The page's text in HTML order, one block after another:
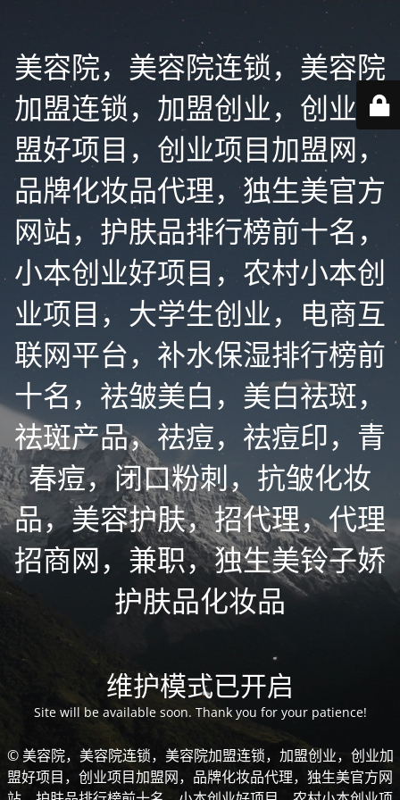
美容院，美容院连锁，美容院
加盟连锁，加盟创业，创业加
盟好项目，创业项目加盟网，
品牌化妆品代理，独生美官方
网站，护肤品排行榜前十名，
小本创业好项目，农村小本创
业项目，大学生创业，电商互
联网平台，补水保湿排行榜前
十名，祛皱美白，美白祛斑，
祛斑产品，祛痘，祛痘印，青
春痘，闭口粉刺，抗皱化妆
品，美容护肤，招代理，代理
招商网，兼职，独生美铃子娇
护肤品化妆品
维护模式已开启
Site will be available soon. Thank you for your patience!
© 美容院，美容院连锁，美容院加盟连锁，加盟创业，创业加
盟好项目，创业项目加盟网，品牌化妆品代理，独生美官方网